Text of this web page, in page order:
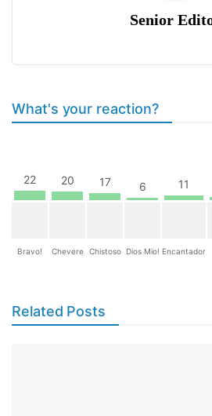
Senior
What's your reaction?
22
Bravo!
20
Chevere
17
Chistoso
6
Dios Mio!
11
Encantador
Related Posts